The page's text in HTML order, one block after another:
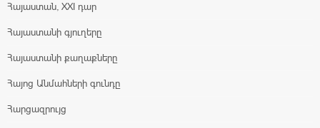
Հայաստան, XXI դար
Հայաստանի գյուղերը
Հայաստանի քաղաքները
Հայոց Անմահների գունդը
Հարցազրույց